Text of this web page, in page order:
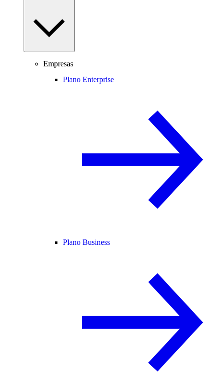
Empresas
Plano Enterprise
Plano Business